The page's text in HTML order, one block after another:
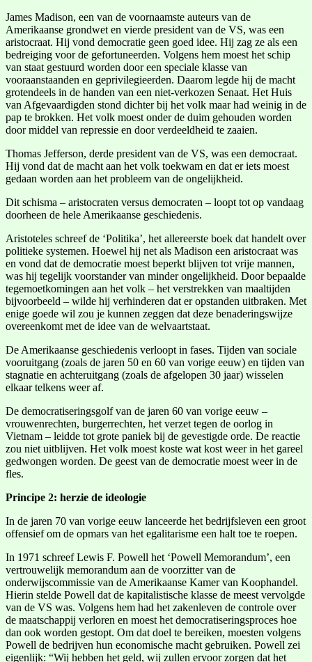
James Madison, een van de voornaamste auteurs van de
Amerikaanse grondwet en vierde president van de VS, was een
aristocraat. Hij vond democratie geen goed idee. Hij zag ze als een
bedreiging voor de gefortuneerden. Volgens hem moest het schip
van staat gestuurd worden door een speciale klasse van
vooraanstaanden en geprivilegieerden. Daarom legde hij de macht
grotendeels in de handen van een niet-verkozen Senaat. Het Huis
van Afgevaardigden stond dichter bij het volk maar had weinig in de
pap te brokken. Het volk moest onder de duim gehouden worden
door middel van repressie en door verdeeldheid te zaaien.
Thomas Jefferson, derde president van de VS, was een democraat.
Hij vond dat de macht aan het volk toekwam en dat er iets moest
gedaan worden aan het probleem van de ongelijkheid.
Dit schisma – aristocraten versus democraten – loopt tot op vandaag
doorheen de hele Amerikaanse geschiedenis.
Aristoteles schreef de ‘Politika’, het allereerste boek dat handelt over
politieke systemen. Hoewel hij net als Madison een aristocraat was
en vond dat de democratie moest beperkt blijven tot vrije mannen,
was hij tegelijk voorstander van minder ongelijkheid. Door bepaalde
tegemoetkomingen aan het volk – het verstrekken van maaltijden
bijvoorbeeld – wilde hij verhinderen dat er opstanden uitbraken. Met
enige goede wil zou je kunnen zeggen dat deze benaderingswijze
overeenkomt met de idee van de welvaartstaat.
De Amerikaanse geschiedenis verloopt in fases. Tijden van sociale
vooruitgang (zoals de jaren 50 en 60 van vorige eeuw) en tijden van
stagnatie en achteruitgang (zoals de afgelopen 30 jaar) wisselen
elkaar telkens weer af.
De democratiseringsgolf van de jaren 60 van vorige eeuw –
vrouwenrechten, burgerrechten, het verzet tegen de oorlog in
Vietnam – leidde tot grote paniek bij de gevestigde orde. De reactie
zou niet uitblijven. Het volk moest koste wat kost weer in het gareel
gedwongen worden. De geest van de democratie moest weer in de
fles.
Principe 2: herzie de ideologie
In de jaren 70 van vorige eeuw lanceerde het bedrijfsleven een groot
offensief om de opmars van het egalitarisme een halt toe te roepen.
In 1971 schreef Lewis F. Powell het ‘Powell Memorandum’, een
vertrouwelijk memorandum aan de voorzitter van de
onderwijscommissie van de Amerikaanse Kamer van Koophandel.
Hierin stelde Powell dat de kapitalistische klasse de meest vervolgde
van de VS was. Volgens hem had het zakenleven de controle over
de maatschappij verloren en moest het democratiseringsproces hoe
dan ook worden gestopt. Om dat doel te bereiken, moesten volgens
Powell de bedrijven hun economische macht gebruiken. Powell zei
eigenlijk: “Wij hebben het geld, wij zullen ervoor zorgen dat het